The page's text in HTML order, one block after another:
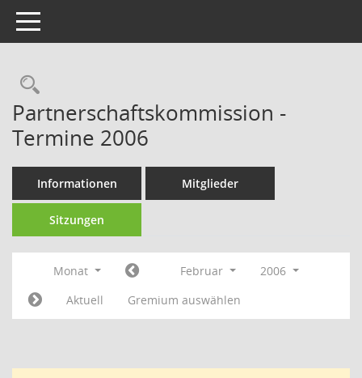
Toggle navigation
Rechercheauswahl
Partnerschaftskommission -
Termine 2006
Informationen Mitglieder
Sitzungen
Monat Februar
2006
Aktuell
Gremium auswählen